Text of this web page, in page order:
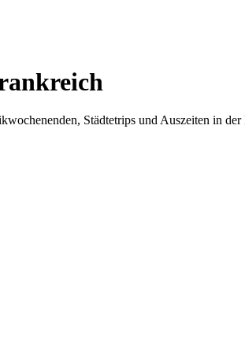
Städtetrips und Auszeiten in